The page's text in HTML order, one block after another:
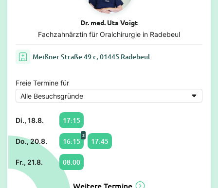
Dr. med. Uta Voigt
Fachzahnärztin für Oralchirurgie in Radebeul
Meißner Straße 49 c, 01445 Radebeul
Freie Termine für
Di., 18.8. 17:15
Do., 20.8. 16:15
2
17:45
Fr., 21.8. 08:00
Weitere Termine